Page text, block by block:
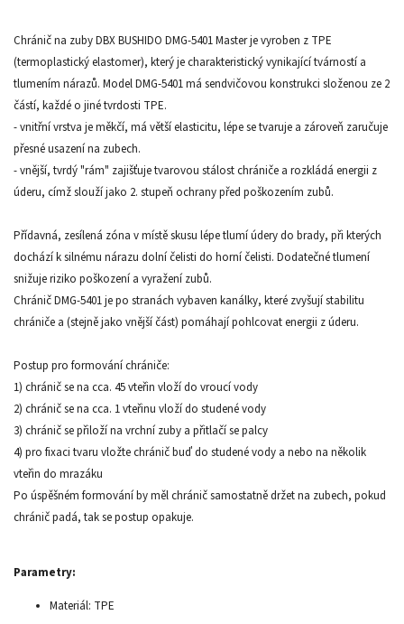
Chránič na zuby DBX BUSHIDO DMG-5401 Master je vyroben z TPE
(termoplastický elastomer), který je charakteristický vynikající tvárností a
tlumením nárazů. Model DMG-5401 má sendvičovou konstrukci složenou ze 2
částí, každé o jiné tvrdosti TPE.
- vnitřní vrstva je měkčí, má větší elasticitu, lépe se tvaruje a zároveň zaručuje
přesné usazení na zubech.
- vnější, tvrdý "rám" zajišťuje tvarovou stálost chrániče a rozkládá energii z
úderu, címž slouží jako 2. stupeň ochrany před poškozením zubů.
Přídavná, zesílená zóna v místě skusu lépe tlumí údery do brady, při kterých
dochází k silnému nárazu dolní čelisti do horní čelisti. Dodatečné tlumení
snižuje riziko poškození a vyražení zubů.
Chránič DMG-5401 je po stranách vybaven kanálky, které zvyšují stabilitu
chrániče a (stejně jako vnější část) pomáhají pohlcovat energii z úderu.
Postup pro formování chrániče:
1) chránič se na cca. 45 vteřin vloží do vroucí vody
2) chránič se na cca. 1 vteřinu vloží do studené vody
3) chránič se přiloží na vrchní zuby a přitlačí se palcy
4) pro fixaci tvaru vložte chránič buď do studené vody a nebo na několik
vteřin do mrazáku
Po úspěšném formování by měl chránič samostatně držet na zubech, pokud
chránič padá, tak se postup opakuje.
Parametry:
Materiál: TPE